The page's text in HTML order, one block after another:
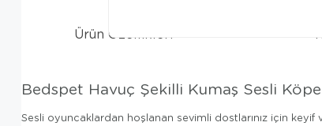
Ürün Özellikleri
Bedspet Havuç Şekilli Kumaş Sesli
Sesli oyuncaklardan hoşlanan sevimli dostlarınız için keyif